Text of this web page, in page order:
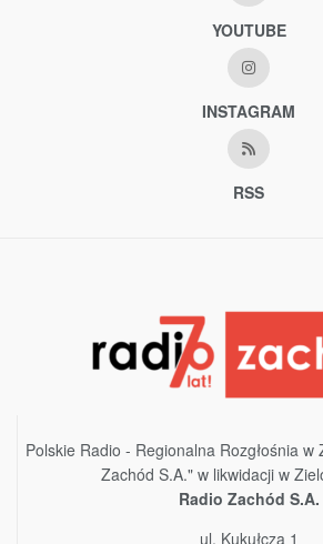
YOUTUBE
INSTAGRAM
RSS
Polskie Radio - Regionalna Rozgłośnia
Zachód S.A." w likwidacji w
Radio Zachód S.A.
ul. Kukułcza 1